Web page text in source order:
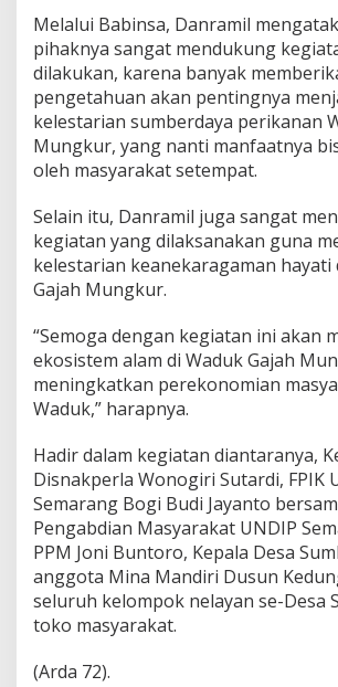
Melalui Babinsa, Danramil
pihaknya sangat mendukung
dilakukan, karena banyak
pengetahuan akan pentingnya
kelestarian sumberdaya perikanan
Mungkur, yang nanti manfaatnya
oleh masyarakat setempat.
Selain itu, Danramil juga sangat
kegiatan yang dilaksanakan guna
kelestarian keanekaragaman hayati
Gajah Mungkur.
“Semoga dengan kegiatan ini akan
ekosistem alam di Waduk Gajah
meningkatkan perekonomian
Waduk,” harapnya.
Hadir dalam kegiatan diantaranya,
Disnakperla Wonogiri Sutardi, FPIK
Semarang Bogi Budi Jayanto
Pengabdian Masyarakat UNDIP
PPM Joni Buntoro, Kepala Desa
anggota Mina Mandiri Dusun
seluruh kelompok nelayan se-Desa
toko masyarakat.
(Arda 72).